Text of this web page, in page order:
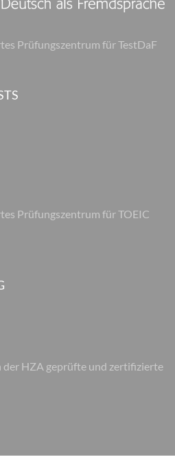
Prüfungszentrum für TestDaF
Prüfungszentrum für TOEIC
der HZA geprüfte und zertifizierte